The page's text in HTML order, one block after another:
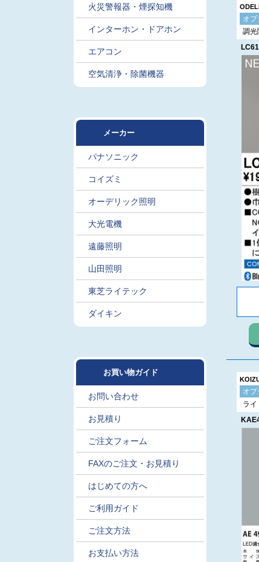
火災警報器・煙探知機
インターホン・ドアホン
エアコン
空気清浄・除菌機器
メーカー
パナソニック
コイズミ
オーデリック照明
大光電機
遠藤照明
山田照明
東芝ライテック
ダイキン
お買い物ガイド
お問い合わせ
お見積り
ご注文フォーム
FAXのご注文・お見積り
はじめての方へ
ご利用ガイド
ご注文方法
お支払い方法
オプ
調光
オプ
ライ